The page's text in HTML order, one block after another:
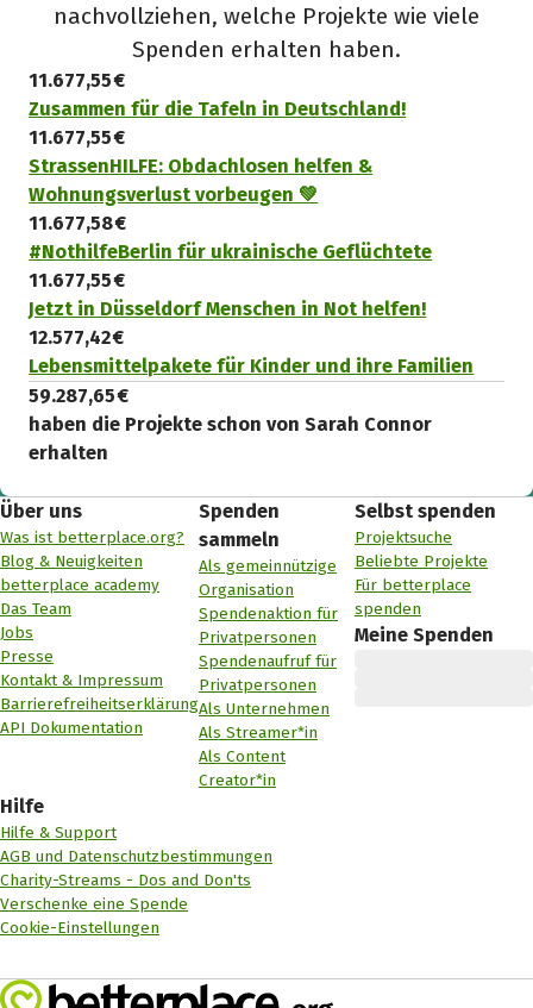
nachvollziehen, welche Projekte wie viele
Spenden erhalten haben.
11.677,55 €
Zusammen für die Tafeln in Deutschland!
11.677,55 €
StrassenHILFE: Obdachlosen helfen &
Wohnungsverlust vorbeugen 💚
11.677,58 €
#NothilfeBerlin für ukrainische Geflüchtete
11.677,55 €
Jetzt in Düsseldorf Menschen in Not helfen!
12.577,42 €
Lebensmittelpakete für Kinder und ihre Familien
59.287,65 €
haben die Projekte schon von Sarah Connor
erhalten
Über uns
Was ist betterplace.org?
Blog & Neuigkeiten
betterplace academy
Das Team
Jobs
Presse
Kontakt & Impressum
Barrierefreiheitserklärung
API Dokumentation
Spenden
sammeln
Als gemeinnützige
Organisation
Spendenaktion für
Privatpersonen
Spendenaufruf für
Privatpersonen
Als Unternehmen
Als Streamer*in
Als Content
Creator*in
Selbst spenden
Projektsuche
Beliebte Projekte
Für betterplace
spenden
Meine Spenden
Hilfe
Hilfe & Support
AGB und Datenschutzbestimmungen
Charity-Streams - Dos and Don'ts
Verschenke eine Spende
Cookie-Einstellungen